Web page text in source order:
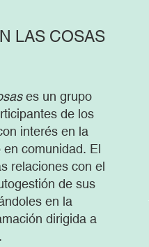
LAS COSAS
es un grupo
de los
interés en la
comunidad. El
relaciones con el
de sus
en la
dirigida a